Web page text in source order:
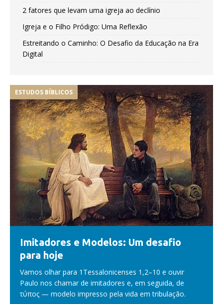
2 fatores que levam uma igreja ao declínio
Igreja e o Filho Pródigo: Uma Reflexão
Estreitando o Caminho: O Desafio da Educação na Era
Digital
ESTUDOS BÍBLICOS
Imitadores e Modelos: Um desafio
para hoje
Vamos olhar para 1Tessalonicenses 1,2–10 e ouvir
Paulo nos chamar de imitadores e, em seguida, de
τύπος — modelo impresso pela vida em tribulação.